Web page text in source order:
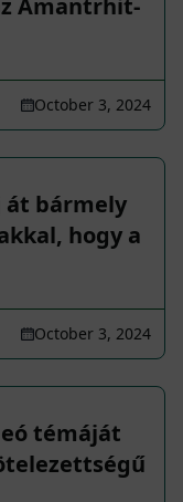
Amantrhit-
October 3, 2024
át bármely
hogy a
October 3, 2024
témáját